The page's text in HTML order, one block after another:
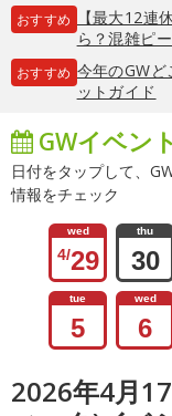
おすすめ
【最大12連
ら？混雑ピ
おすすめ 今年のGW
ットガイド
GWイベン
日付をタップして、
情報をチェック
wed
4/29
thu
30
tue
5
wed
6
2026年4月